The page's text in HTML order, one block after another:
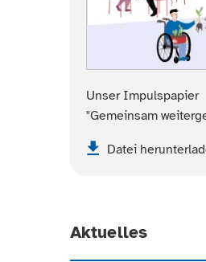
Unser Impulspapier
"Gemeinsam
Datei
Aktuelles